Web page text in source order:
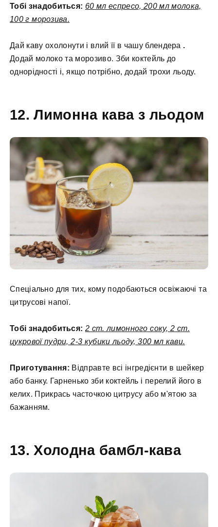
Тобі знадобиться: 60 мл еспресо, 200 мл молока,
100 г морозива.
Дай каву охолонути і влий її в чашу блендера .
Додай молоко та морозиво. Зби коктейль до
однорідності і, якщо потрібно, додай трохи льоду.
12. Лимонна кава з льодом
Спеціально для тих, кому подобаються освіжаючі та
цитрусові напої.
Тобі знадобиться: 2 ст. лимонного соку, 2 ст.
цукрової пудри, 2-3 кубики льоду, 300 мл кави.
Приготування: Відправте всі інгредієнти в шейкер
або банку. Гарненько зби коктейль і перелий його в
келих. Прикрась часточкою цитрусу або м'ятою за
бажанням.
13. Холодна бамбл-кава